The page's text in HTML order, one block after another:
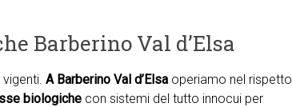
Barberino Val d’Elsa
A Barberino Val d’Elsa operiamo nel rispetto
biologiche con sistemi del tutto innocui per